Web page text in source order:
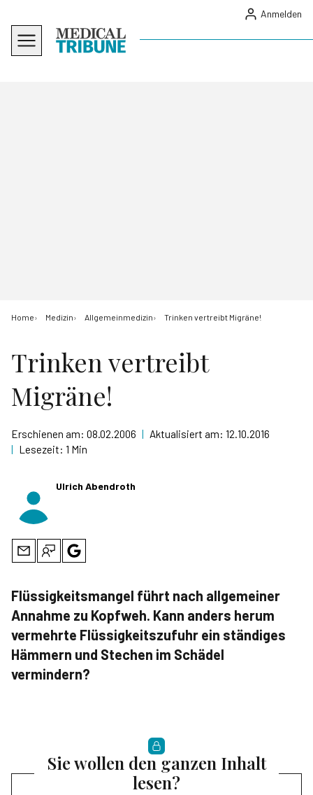
Anmelden
Home Medizin Allgemeinmedizin Trinken vertreibt Migräne!
Trinken vertreibt
Migräne!
Erschienen am: 08.02.2006 | Aktualisiert am: 12.10.2016
| Lesezeit: 1 Min
Ulrich Abendroth
Flüssigkeitsmangel führt nach allgemeiner
Annahme zu Kopfweh. Kann anders herum
vermehrte Flüssigkeitszufuhr ein ständiges
Hämmern und Stechen im Schädel
vermindern?
Sie wollen den ganzen Inhalt
lesen?